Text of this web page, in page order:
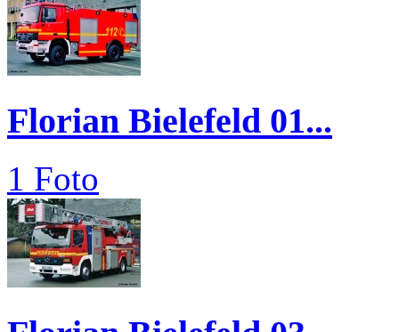
Florian Bielefeld 01...
1 Foto